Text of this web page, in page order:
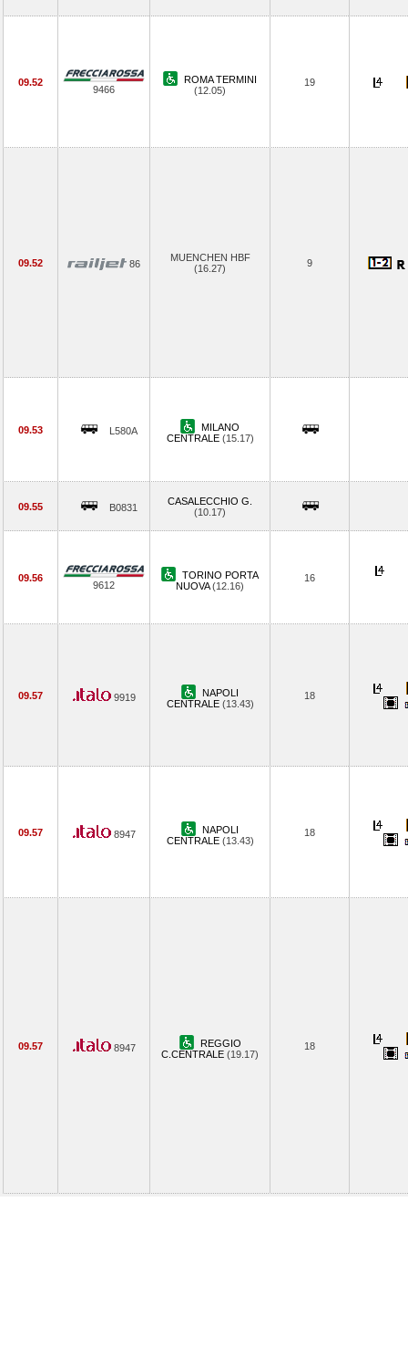
09.52
9466
ROMA TERMINI
(12.05)
19
09.52 86
MUENCHEN HBF
(16.27)
9
09.53 L580A
MILANO
CENTRALE (15.17)
09.55 B0831
CASALECCHIO G.
(10.17)
09.56
9612
TORINO PORTA
NUOVA(12.16)
16
09.57 9919
NAPOLI
CENTRALE (13.43)
18
09.57 8947
NAPOLI
CENTRALE (13.43)
18
09.57 8947
REGGIO
C.CENTRALE (19.17)
18